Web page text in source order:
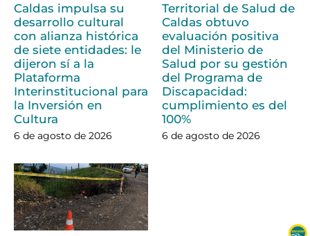
Caldas impulsa su
desarrollo cultural
con alianza histórica
de siete entidades: le
dijeron sí a la
Plataforma
Interinstitucional para
la Inversión en
Cultura
6 de agosto de 2026
Territorial de Salud de
Caldas obtuvo
evaluación positiva
del Ministerio de
Salud por su gestión
del Programa de
Discapacidad:
cumplimiento es del
100%
6 de agosto de 2026